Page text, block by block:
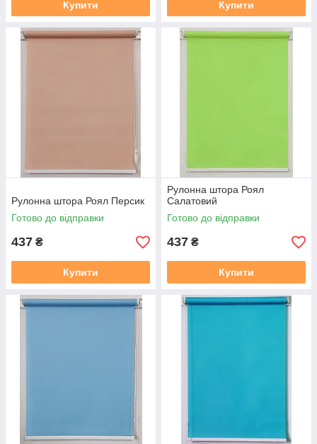
Купити Купити
Рулонна штора Роял Персик
Готово до відправки
437 ₴
Купити
Рулонна штора Роял
Салатовий
Готово до відправки
437 ₴
Купити